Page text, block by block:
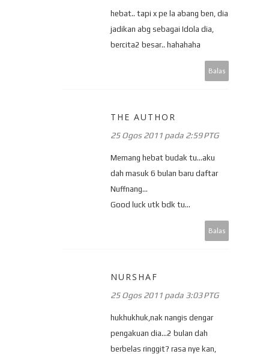
hebat.. tapi x pe la abang ben, dia
jadikan abg sebagai Idola dia,
bercita2 besar.. hahahaha
Balas
THE AUTHOR
25 Ogos 2011 pada 2:59 PTG
Memang hebat budak tu...aku
dah masuk 6 bulan baru daftar
Nuffnang...
Good luck utk bdk tu...
Balas
NURSHAF
25 Ogos 2011 pada 3:03 PTG
hukhukhuk,nak nangis dengar
pengakuan dia...2 bulan dah
berbelas ringgit? rasa nye kan,